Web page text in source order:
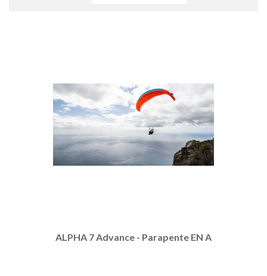
ALPHA 7 Advance - Parapente EN A